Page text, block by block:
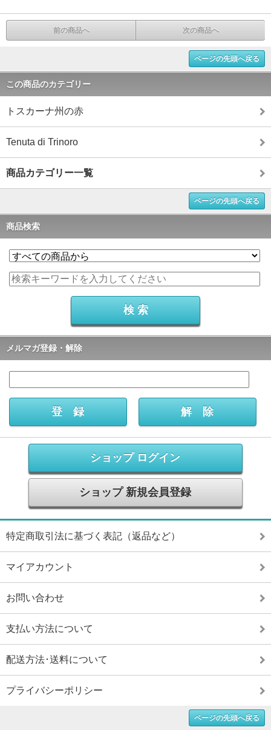
前の商品へ 次の商品へ
ページの先頭へ戻る
この商品のカテゴリー
トスカーナ州の赤
Tenuta di Trinoro
商品カテゴリー一覧
ページの先頭へ戻る
商品検索
メルマガ登録・解除
ショップ ログイン
ショップ 新規会員登録
特定商取引法に基づく表記（返品など）
マイアカウント
お問い合わせ
支払い方法について
配送方法･送料について
プライバシーポリシー
ページの先頭へ戻る